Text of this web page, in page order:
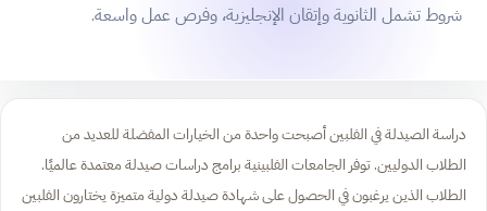
شروط تشمل الثانوية وإتقان الإنجليزية، وفرص عمل واسعة.
دراسة الصيدلة في الفلبين أصبحت واحدة من الخيارات المفضلة للعديد من
الطلاب الدوليين. توفر الجامعات الفلبينية برامج دراسات صيدلة معتمدة عالميًا.
الطلاب الذين يرغبون في الحصول على شهادة صيدلة دولية متميزة يختارون الفلبين